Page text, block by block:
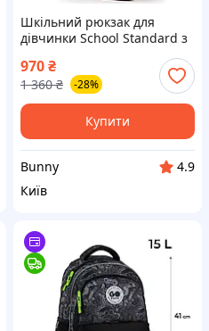
Шкільний рюкзак для
дівчинки School Standard з
початкової школи (160-20)
970₴
1 360 ₴ -28%
Купити
Bunny
4.9
Київ